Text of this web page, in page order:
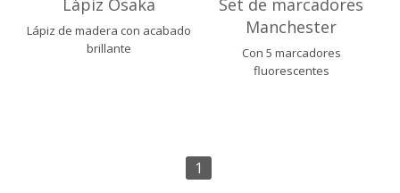
Lápiz Osaka
Lápiz de madera con acabado
brillante
Set de marcadores
Manchester
Con 5 marcadores
fluorescentes
1